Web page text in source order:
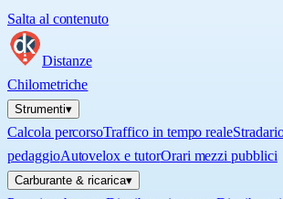
Salta al contenuto
Distanze
Chilometriche
Strumenti▾
Calcola percorsoTraffico in tempo reale
pedaggioAutovelox e tutorOrari mezzi pubblici
Carburante & ricarica▾